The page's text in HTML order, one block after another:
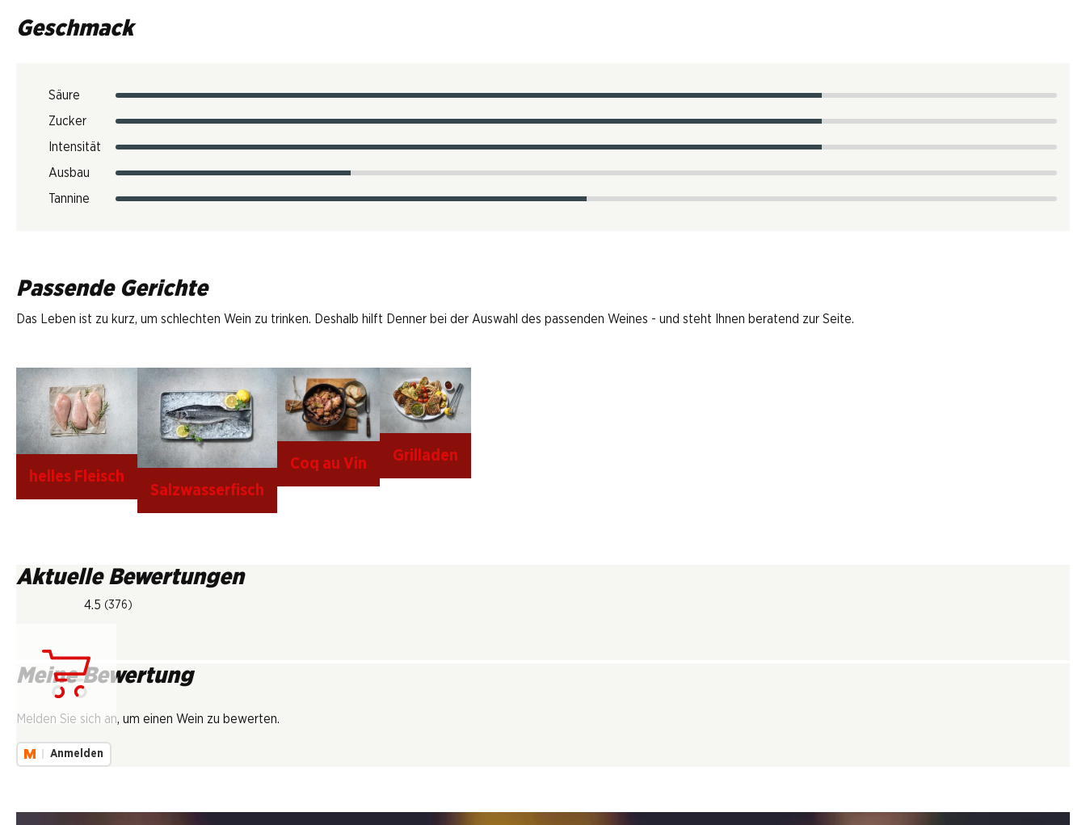
Geschmack
Säure
Zucker
Intensität
Ausbau
Tannine
Passende Gerichte
Das Leben ist zu kurz, um schlechten Wein zu trinken. Deshalb hilft Denner bei der Auswahl des passenden Weines - und steht Ihnen beratend zur Seite.
helles Fleisch
Salzwasserfisch
Coq au Vin Grilladen
Aktuelle Bewertungen
4.5 (376)
Meine Bewertung
Melden Sie sich an, um einen Wein zu bewerten.
Anmelden